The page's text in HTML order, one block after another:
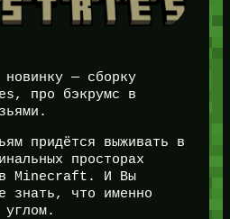
новинку — сборку
про бэкрумс в
придётся выживать в
просторах
в Minecraft. И Вы
знать, что именно
углом.